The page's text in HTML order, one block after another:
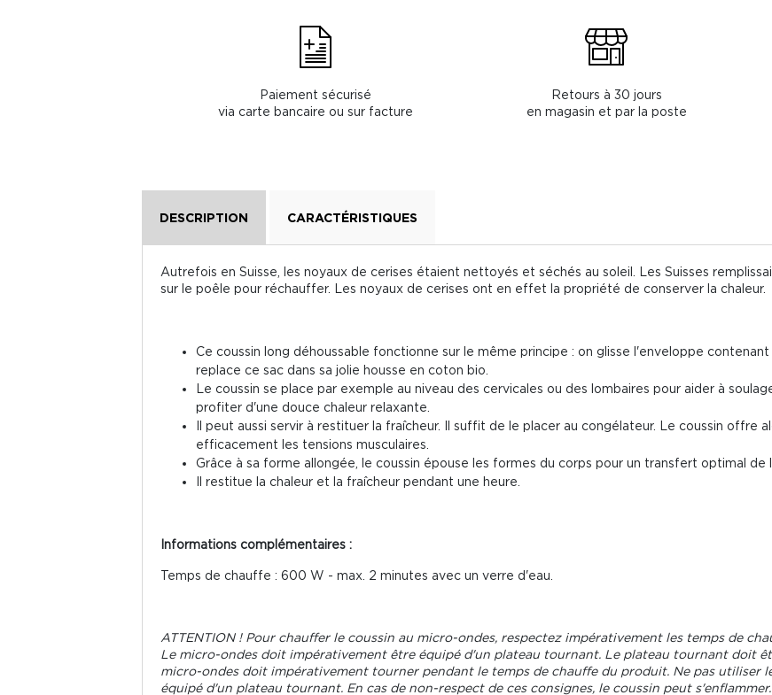
Paiement sécurisé
via carte bancaire ou sur facture
Retours à 30 jours
en magasin et par la poste
DESCRIPTION CARACTÉRISTIQUES
Autrefois en Suisse, les noyaux de cerises étaient nettoyés et séchés au soleil. Les Suisses
sur le poêle pour réchauffer. Les noyaux de cerises ont en effet la propriété de conserver la chaleur.
Ce coussin long déhoussable fonctionne sur le même principe : on glisse l'enveloppe
replace ce sac dans sa jolie housse en coton bio.
Le coussin se place par exemple au niveau des cervicales ou des lombaires pour aider à
profiter d'une douce chaleur relaxante.
Il peut aussi servir à restituer la fraîcheur. Il suffit de le placer au congélateur. Le coussin offre
efficacement les tensions musculaires.
Grâce à sa forme allongée, le coussin épouse les formes du corps pour un transfert optimal de
Il restitue la chaleur et la fraîcheur pendant une heure.
Informations complémentaires :
Temps de chauffe : 600 W - max. 2 minutes avec un verre d'eau.
ATTENTION ! Pour chauffer le coussin au micro-ondes, respectez impérativement les temps de
Le micro-ondes doit impérativement être équipé d'un plateau tournant. Le plateau tournant doit
micro-ondes doit impérativement tourner pendant le temps de chauffe du produit. Ne pas utiliser
équipé d'un plateau tournant. En cas de non-respect de ces consignes, le coussin peut s'enflammer.